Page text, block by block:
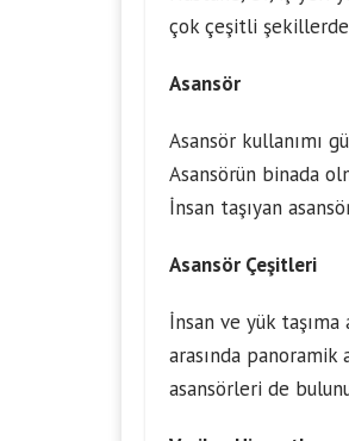
çok çeşitli şekillerde
Asansör
Asansör kullanımı
Asansörün binada
İnsan taşıyan
Asansör Çeşitleri
İnsan ve yük taşıma
arasında
asansörleri de